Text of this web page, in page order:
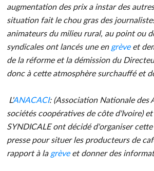
augmentation des prix a instar des
situation fait le chou gras des
animateurs du milieu rural, au point ou
syndicales ont lancés une en grèveet
de la réforme et la démission du
donc à cette atmosphère surchauffé et
L'ANACACI: (Association Nationale des
sociétés coopératives de côte d'Ivoire) et
SYNDICALE ont décidé d'organiser
presse pour situer les producteurs de
rapport à la grèveet donner des